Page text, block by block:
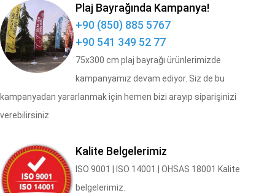
Plaj Bayrağında Kampanya!
+90 (850) 885 5767
+90 541 349 52 77
75x300 cm plaj bayrağı ürünlerimizde
kampanyamız devam ediyor. Siz de bu
kampanyadan yararlanmak için hemen bizi arayıp siparişinizi
verebilirsiniz.
Kalite Belgelerimiz
​ISO 9001 | ISO 14001 | OHSAS 18001 Kalite
belgelerimiz.